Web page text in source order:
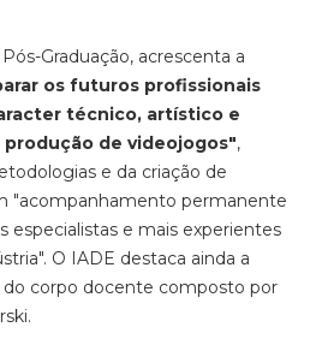
Graduação, acrescenta a
os futuros profissionais
técnico, artístico e
produção de videojogos",
e da criação de
"acompanhamento permanente
especialistas e mais experientes
O IADE destaca ainda a
corpo docente composto por